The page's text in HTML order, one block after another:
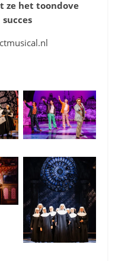
ze het toondove